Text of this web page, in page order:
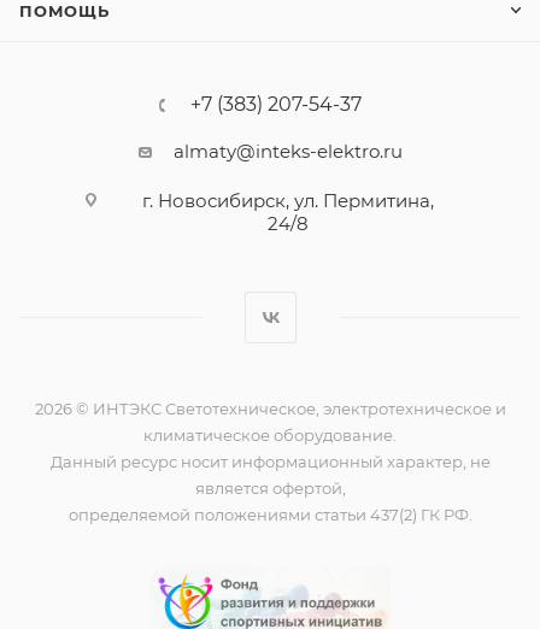
ПОМОЩЬ
+7 (383) 207-54-37
almaty@inteks-elektro.ru
г. Новосибирск, ул. Пермитина,
24/8
2026 © ИНТЭКС Светотехническое, электротехническое и
климатическое оборудование.
Данный ресурс носит информационный характер, не
является офертой,
определяемой положениями статьи 437(2) ГК РФ.